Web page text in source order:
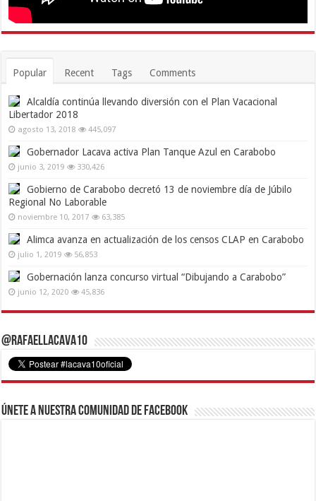
Popular Recent Tags Comments
Alcaldía continúa llevando diversión con el Plan Vacacional
Libertador 2018
agosto 13, 2018 445,097
Gobernador Lacava activa Plan Tanque Azul en Carabobo
junio 3, 2019 330,426
Gobierno de Carabobo decretó 13 de noviembre día de Júbilo
Regional No Laborable
noviembre 10, 2017 63,385
Alimca avanza en actualización de los censos CLAP en Carabobo
julio 1, 2019 56,853
Gobernación lanza concurso virtual “Dibujando a Carabobo”
junio 12, 2020 45,836
@RafaelLacava10
Únete a nuestra comunidad de Facebook